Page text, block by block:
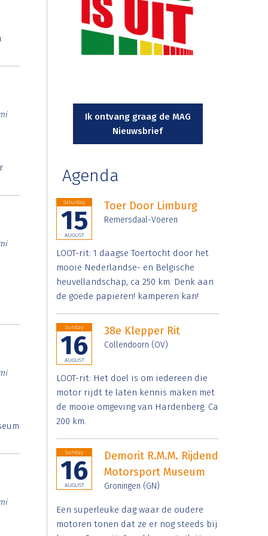
Ik ontvang graag de MAG
Nieuwsbrief
Agenda
Saturday
15
AUGUST
Toer Door Limburg
Remersdaal-Voeren
LOOT-rit: 1 daagse Toertocht door het
mooie Nederlandse- en Belgische
heuvellandschap, ca 250 km. Denk aan
de goede papieren! kamperen kan!
Sunday
16
AUGUST
38e Klepper Rit
Collendoorn (OV)
LOOT-rit: Het doel is om iedereen die
motor rijdt te laten kennis maken met
de mooie omgeving van Hardenberg. Ca
200 km.
Sunday
16
AUGUST
Demorit R.M.M. Rijdend
Motorsport Museum
Groningen (GN)
Een superleuke dag waar de oudere
motoren tonen dat ze er nog steeds bij